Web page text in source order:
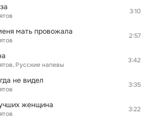
3:10
мать провожала 2:57
Русские напевы
3:42
не видел 3:35
женщина 3:22